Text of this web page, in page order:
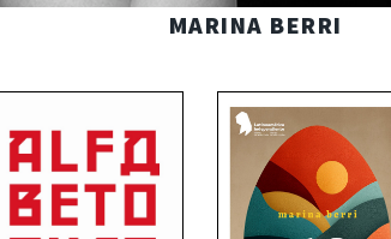
MARINA BERRI